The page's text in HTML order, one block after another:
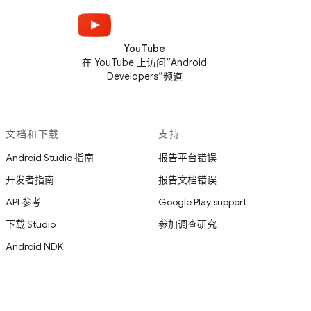
YouTube
在 YouTube 上访问“Android
Developers”频道
文档和下载
Android Studio 指南
开发者指南
API 参考
下载 Studio
Android NDK
支持
报告平台错误
报告文档错误
Google Play support
参加调查研究